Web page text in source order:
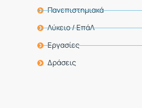
Πανεπιστημιακά
Λύκειο / ΕπάΛ
Εργασίες
Δράσεις